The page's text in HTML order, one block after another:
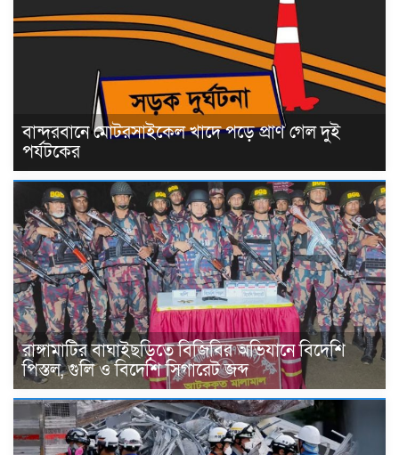
বান্দরবানে মোটরসাইকেল খাদে পড়ে প্রাণ গেল দুই
পর্যটকের
রাঙ্গামাটির বাঘাইছড়িতে বিজিবির অভিযানে বিদেশি
পিস্তল, গুলি ও বিদেশি সিগারেট জব্দ